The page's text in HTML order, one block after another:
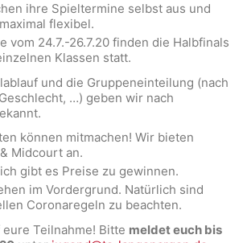
ihre Spieltermine selbst aus und
flexibel.
vom 24.7.-26.7.20 finden die Halbfinals
Klassen statt.
und die Gruppeneinteilung (nach
…) geben wir nach
können mitmachen! Wir bieten
Midcourt an.
gibt es Preise zu gewinnen.
im Vordergrund. Natürlich sind
Coronaregeln zu beachten.
Teilnahme! Bitte meldet euch bis